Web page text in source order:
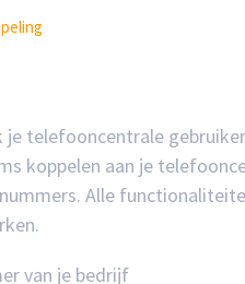
telefooncentrale
koppelen aan je
Alle
van je bedrijf